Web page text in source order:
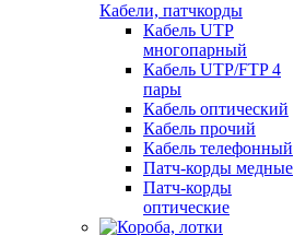
Кабели, патчкорды
Кабель UTP
многопарный
Кабель UTP/FTP 4
пары
Кабель оптический
Кабель прочий
Кабель телефонный
Патч-корды медные
Патч-корды
оптические